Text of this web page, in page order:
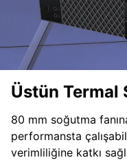
Üstün Termal
80 mm soğutma
performansta
verimliliğine katkı